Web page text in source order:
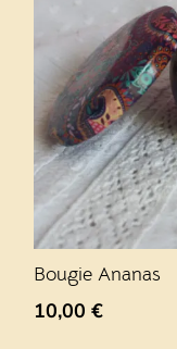
Bougie Ananas
10,00€